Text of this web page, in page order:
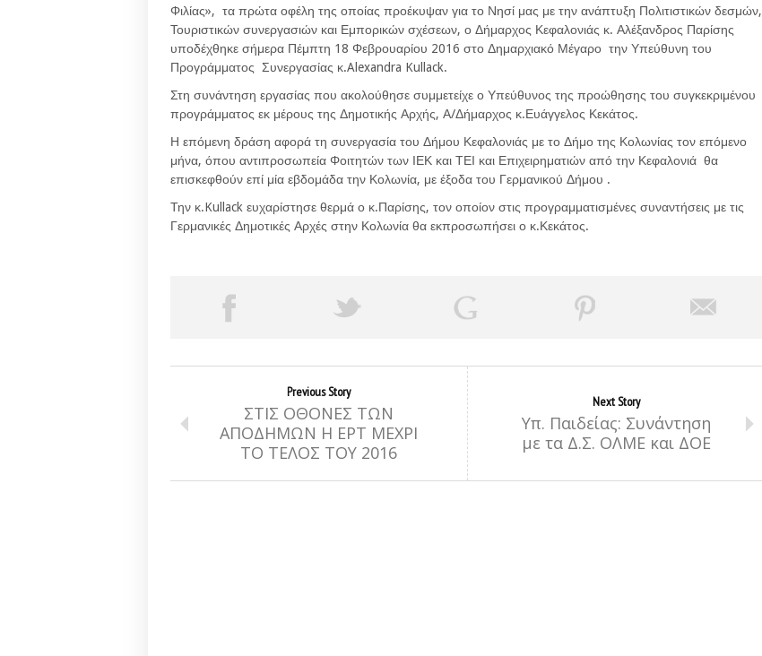
Φιλίας», τα πρώτα οφέλη της οποίας προέκυψαν για το Νησί μας με την ανάπτυξη Πολιτιστικών δεσμών,
Τουριστικών συνεργασιών και Εμπορικών σχέσεων, ο Δήμαρχος Κεφαλονιάς κ. Αλέξανδρος Παρίσης
υποδέχθηκε σήμερα Πέμπτη 18 Φεβρουαρίου 2016 στο Δημαρχιακό Μέγαρο την Υπεύθυνη του
Προγράμματος Συνεργασίας κ.Alexandra Kullack.
Στη συνάντηση εργασίας που ακολούθησε συμμετείχε ο Υπεύθυνος της προώθησης του συγκεκριμένου
προγράμματος εκ μέρους της Δημοτικής Αρχής, Α/Δήμαρχος κ.Ευάγγελος Κεκάτος.
Η επόμενη δράση αφορά τη συνεργασία του Δήμου Κεφαλονιάς με το Δήμο της Κολωνίας τον επόμενο
μήνα, όπου αντιπροσωπεία Φοιτητών των ΙΕΚ και ΤΕΙ και Επιχειρηματιών από την Κεφαλονιά θα
επισκεφθούν επί μία εβδομάδα την Κολωνία, με έξοδα του Γερμανικού Δήμου .
Την κ.Kullack ευχαρίστησε θερμά ο κ.Παρίσης, τον οποίον στις προγραμματισμένες συναντήσεις με τις
Γερμανικές Δημοτικές Αρχές στην Κολωνία θα εκπροσωπήσει ο κ.Κεκάτος.
Previous Story
ΣΤΙΣ ΟΘΟΝΕΣ ΤΩΝ
ΑΠΟΔΗΜΩΝ Η ΕΡΤ ΜΕΧΡΙ
ΤΟ ΤΕΛΟΣ ΤΟΥ 2016
Next Story
Υπ. Παιδείας: Συνάντηση
με τα Δ.Σ. ΟΛΜΕ και ΔΟΕ